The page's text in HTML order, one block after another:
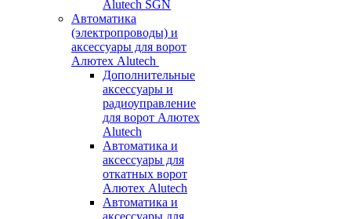
Alutech SGN
Автоматика
(электропроводы) и
аксессуары для ворот
Алютех Alutech
Дополнительные
аксессуары и
радиоуправление
для ворот Алютех
Alutech
Автоматика и
аксессуары для
откатных ворот
Алютех Alutech
Автоматика и
аксессуары для